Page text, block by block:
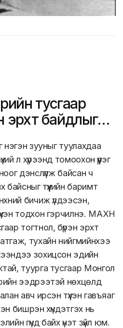
тусгаар
эрхт байдлыг
нэгэн зууныг туулахдаа
л хүрээнд томоохон үүрэг
дэнслүүлж байсан ч
байсныг түүхийн баримт
бичиж үлдээсэн,
тодхон гэрчилнэ. МАХН
тогтнол, бүрэн эрхт
тухайн нийгмийнхээ
зохицсон эдийн
туурга тусгаар Монгол
ээдрээтэй нөхцөлд
авч ирсэн түүхэн гавъяаг
бишрэн хүндэтгэх нь
гүнд байх үнэт зүйл юм.